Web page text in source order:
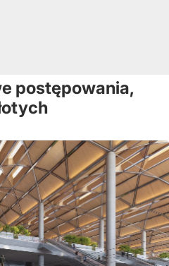
postępowania,